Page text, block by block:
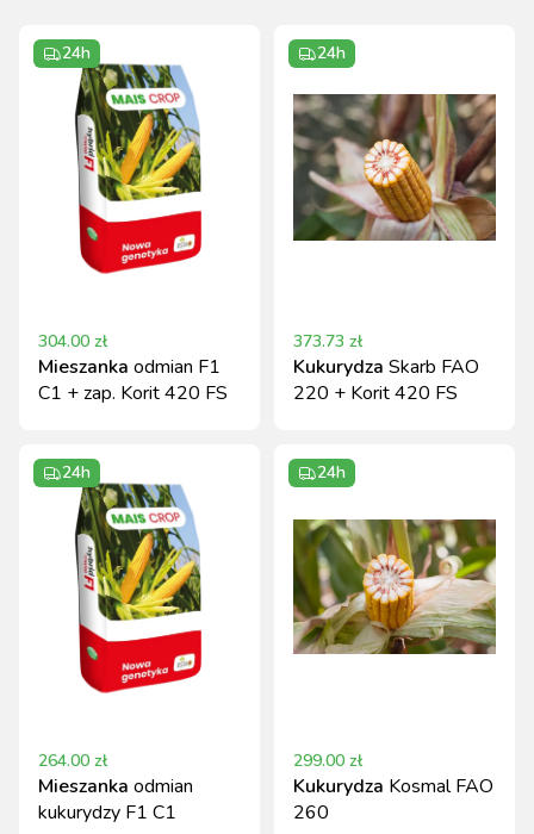
24h
304.00 zł
Mieszanka odmian F1
C1 + zap. Korit 420 FS
24h
373.73 zł
Kukurydza Skarb FAO
220 + Korit 420 FS
24h
264.00 zł
Mieszanka odmian
kukurydzy F1 C1
24h
299.00 zł
Kukurydza Kosmal FAO
260